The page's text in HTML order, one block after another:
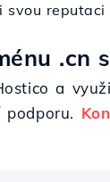
svou
.cn
a